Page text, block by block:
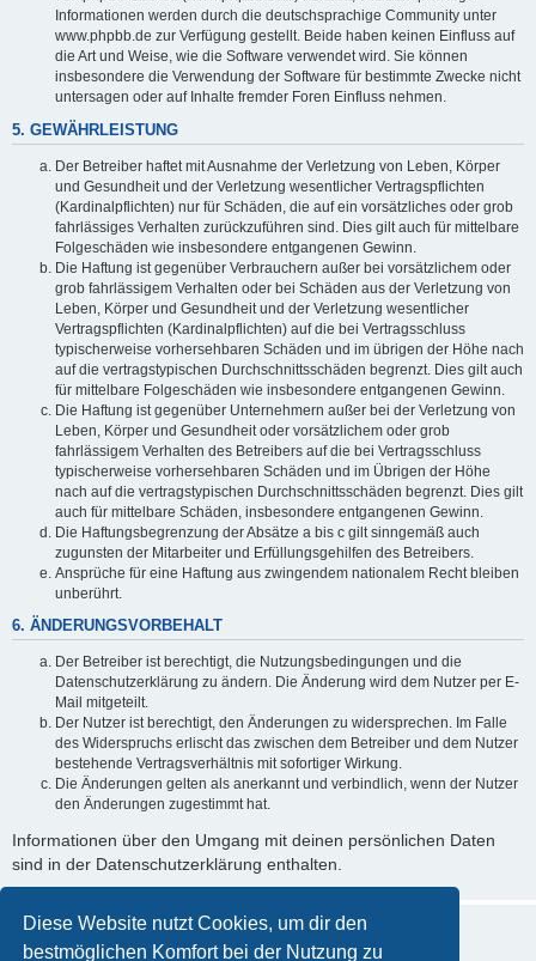
Diese Website nutzt Cookies, um dir den
bestmöglichen Komfort bei der Nutzung zu
Informationen werden durch die deutschsprachige Community unter
www.phpbb.de zur Verfügung gestellt. Beide haben keinen Einfluss auf
die Art und Weise, wie die Software verwendet wird. Sie können
insbesondere die Verwendung der Software für bestimmte Zwecke nicht
untersagen oder auf Inhalte fremder Foren Einfluss nehmen.
5. GEWÄHRLEISTUNG
Der Betreiber haftet mit Ausnahme der Verletzung von Leben, Körper
und Gesundheit und der Verletzung wesentlicher Vertragspflichten
(Kardinalpflichten) nur für Schäden, die auf ein vorsätzliches oder grob
fahrlässiges Verhalten zurückzuführen sind. Dies gilt auch für mittelbare
Folgeschäden wie insbesondere entgangenen Gewinn.
Die Haftung ist gegenüber Verbrauchern außer bei vorsätzlichem oder
grob fahrlässigem Verhalten oder bei Schäden aus der Verletzung von
Leben, Körper und Gesundheit und der Verletzung wesentlicher
Vertragspflichten (Kardinalpflichten) auf die bei Vertragsschluss
typischerweise vorhersehbaren Schäden und im übrigen der Höhe nach
auf die vertragstypischen Durchschnittsschäden begrenzt. Dies gilt auch
für mittelbare Folgeschäden wie insbesondere entgangenen Gewinn.
Die Haftung ist gegenüber Unternehmern außer bei der Verletzung von
Leben, Körper und Gesundheit oder vorsätzlichem oder grob
fahrlässigem Verhalten des Betreibers auf die bei Vertragsschluss
typischerweise vorhersehbaren Schäden und im Übrigen der Höhe
nach auf die vertragstypischen Durchschnittsschäden begrenzt. Dies gilt
auch für mittelbare Schäden, insbesondere entgangenen Gewinn.
Die Haftungsbegrenzung der Absätze a bis c gilt sinngemäß auch
zugunsten der Mitarbeiter und Erfüllungsgehilfen des Betreibers.
Ansprüche für eine Haftung aus zwingendem nationalem Recht bleiben
unberührt.
6. ÄNDERUNGSVORBEHALT
Der Betreiber ist berechtigt, die Nutzungsbedingungen und die
Datenschutzerklärung zu ändern. Die Änderung wird dem Nutzer per E-
Mail mitgeteilt.
Der Nutzer ist berechtigt, den Änderungen zu widersprechen. Im Falle
des Widerspruchs erlischt das zwischen dem Betreiber und dem Nutzer
bestehende Vertragsverhältnis mit sofortiger Wirkung.
Die Änderungen gelten als anerkannt und verbindlich, wenn der Nutzer
den Änderungen zugestimmt hat.
Informationen über den Umgang mit deinen persönlichen Daten
sind in der Datenschutzerklärung enthalten.